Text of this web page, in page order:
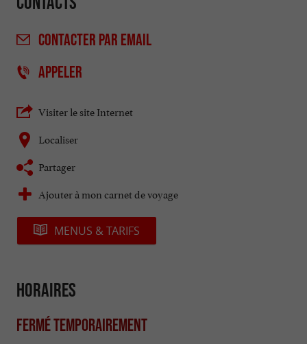
CONTACTER PAR EMAIL
APPELER
Visiter le site Internet
Localiser
Partager
Ajouter à mon carnet de voyage
MENUS & TARIFS
Horaires
Fermé temporairement